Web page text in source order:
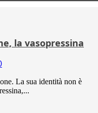
la vasopressina
La sua identità non è